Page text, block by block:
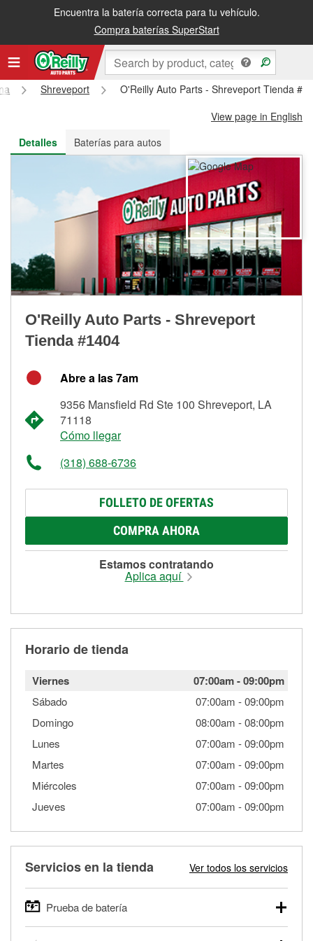
Encuentra la batería correcta para tu vehículo.
Compra baterías SuperStart
Recibe tu orden gratis al día siguiente o recógela en la tienda
Shreveport
O'Reilly Auto Parts - Shreveport Tienda
View page in English
Detalles
Baterías para autos
O'Reilly Auto Parts - Shreveport
Tienda #1404
Abre a las 7am
9356 Mansfield Rd Ste 100 Shreveport, LA
71118
Cómo llegar
(318) 688-6736
FOLLETO DE OFERTAS
COMPRA AHORA
Estamos contratando
Aplica aquí
Horario de tienda
Viernes 07:00am-09:00pm
Sábado 07:00am -09:00pm
Domingo
08:00am -08:00pm
Lunes
07:00am -09:00pm
Martes
07:00am -09:00pm
Miércoles
07:00am -09:00pm
Jueves
07:00am -09:00pm
Servicios en la tienda Ver todos los servicios
Prueba de batería